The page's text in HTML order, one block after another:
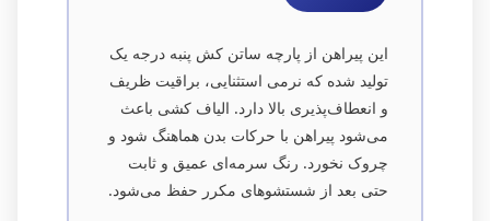
این پیراهن از پارچه ساتن کش پنبه درجه یک
تولید شده که نرمی استثنایی، براقیت ظریف
و انعطاف‌پذیری بالا دارد. الیاف کشی باعث
می‌شود پیراهن با حرکات بدن هماهنگ شود و
چروک نخورد. رنگ سرمه‌ای عمیق و ثابت
حتی بعد از شستشوهای مکرر حفظ می‌شود.